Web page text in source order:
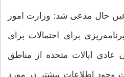
حال مدعی شد: وزارت امور
برای احتمالات برای
ایالات متحده از مناطق
اطلاعات بیشتر در مورد